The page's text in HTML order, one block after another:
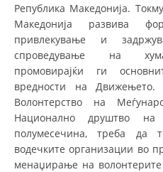
ИСТОРИЈАТ
СТРУКТУРА НА
КОНТАКТ
Република Македонија.
Македонија развива
привлекување и
спроведување на
промовирајќи ги
вредности на Движењето.
Волонтерство на
Национално друштво
полумесечина, треба
водечките организации во
менаџирање на